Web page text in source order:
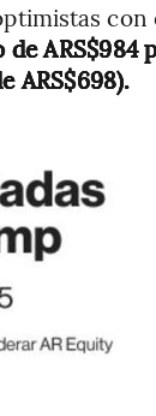
con
ARS$984
ARS$698).